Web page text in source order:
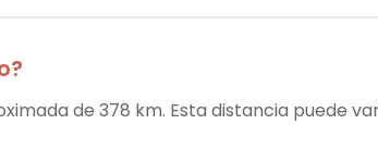
?
de 378 km. Esta distancia puede